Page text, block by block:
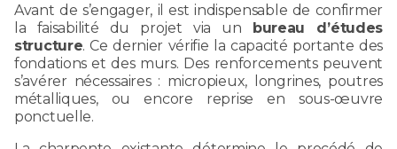
Avant de s’engager, il est indispensable de confirmer
la faisabilité du projet via un bureau d’études
structure. Ce dernier vérifie la capacité portante des
fondations et des murs. Des renforcements peuvent
s’avérer nécessaires : micropieux, longrines, poutres
métalliques, ou encore reprise en sous-œuvre
ponctuelle.